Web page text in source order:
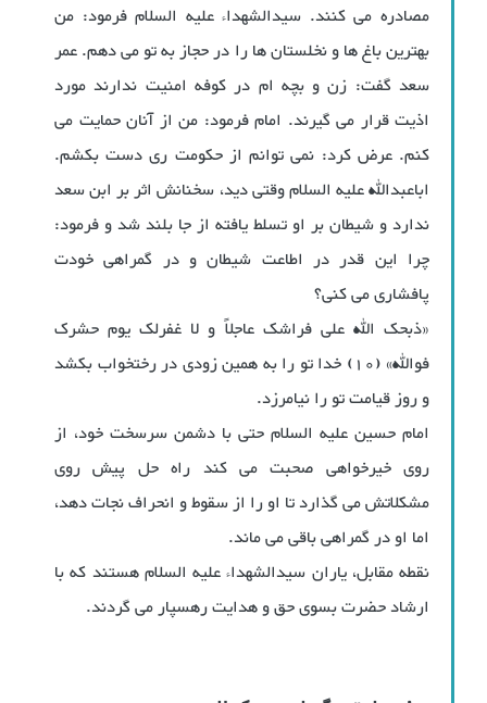
مصادره می کنند. سیدالشهداء علیه السلام فرمود: من
بهترین باغ ها و نخلستان ها را در حجاز به تو می دهم. عمر
سعد گفت: زن و بچه ام در کوفه امنیت ندارند مورد
اذیت قرار می گیرند. امام فرمود: من از آنان حمایت می
کنم. عرض کرد: نمی توانم از حکومت ری دست بکشم.
اباعبدالله علیه السلام وقتی دید، سخنانش اثر بر ابن سعد
ندارد و شیطان بر او تسلط یافته از جا بلند شد و فرمود:
چرا این قدر در اطاعت شیطان و در گمراهی خودت
پافشاری می کنی؟
«ذبحک الله علی فراشک عاجلاً و لا غفرلک یوم حشرک
فوالله» (10) خدا تو را به همین زودی در رختخواب بکشد
و روز قیامت تو را نیامرزد.
امام حسین علیه السلام حتی با دشمن سرسخت خود، از
روی خیرخواهی صحبت می کند راه حل پیش روی
مشکلاتش می گذارد تا او را از سقوط و انحراف نجات دهد،
اما او در گمراهی باقی می ماند.
نقطه مقابل، یاران سیدالشهداء علیه السلام هستند که با
ارشاد حضرت بسوی حق و هدایت رهسپار می گردند.